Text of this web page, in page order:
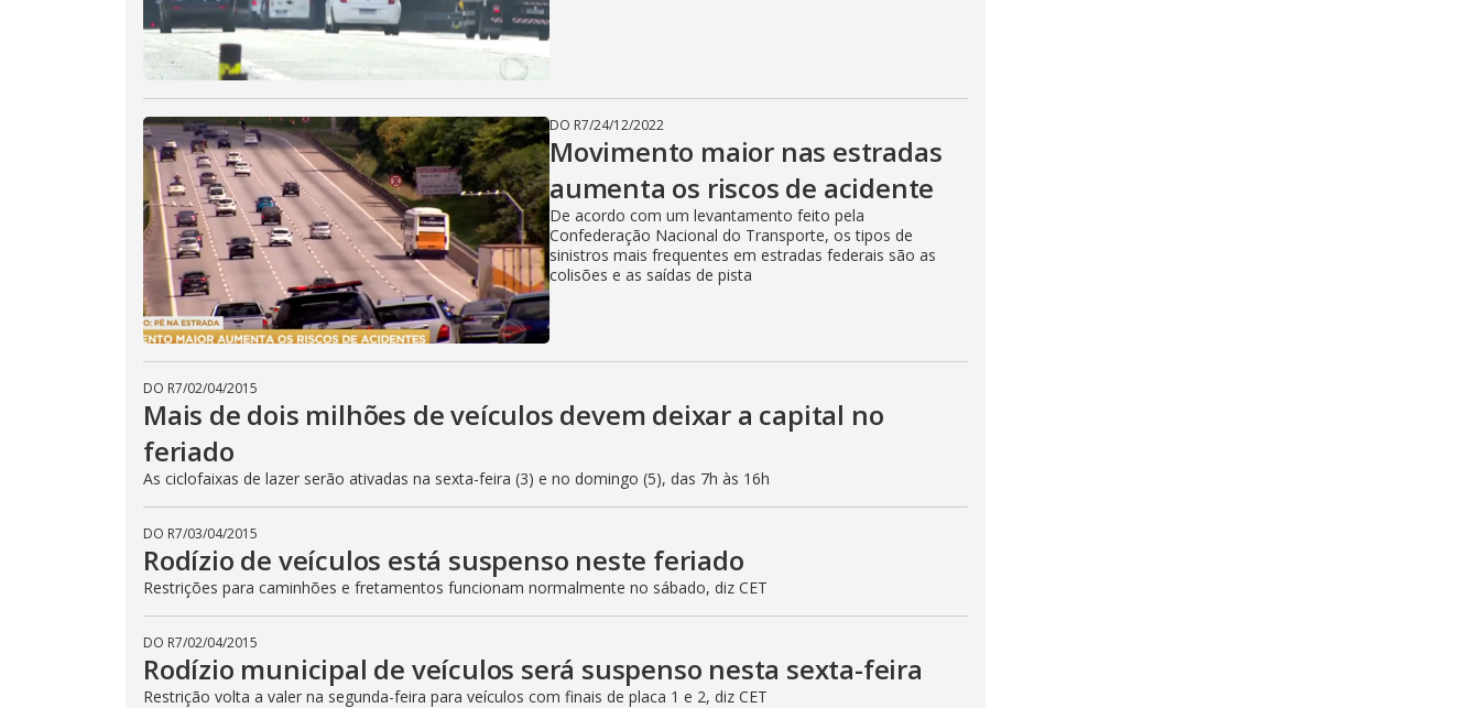
DO R7/24/12/2022
Movimento maior nas estradas
aumenta os riscos de acidente
De acordo com um levantamento feito pela
Confederação Nacional do Transporte, os tipos de
sinistros mais frequentes em estradas federais são as
colisões e as saídas de pista
DO R7/02/04/2015
Mais de dois milhões de veículos devem deixar a capital no
feriado
As ciclofaixas de lazer serão ativadas na sexta-feira (3) e no domingo (5), das 7h às 16h
DO R7/03/04/2015
Rodízio de veículos está suspenso neste feriado
Restrições para caminhões e fretamentos funcionam normalmente no sábado, diz CET
DO R7/02/04/2015
Rodízio municipal de veículos será suspenso nesta sexta-feira
Restrição volta a valer na segunda-feira para veículos com finais de placa 1 e 2, diz CET